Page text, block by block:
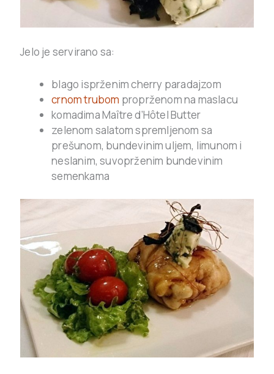
Jelo je servirano sa:
blago isprženim cherry paradajzom
crnom trubom proprženom na maslacu
komadima Maître d’Hôtel Butter
zelenom salatom spremljenom sa
prešunom, bundevinim uljem, limunom i
neslanim, suvoprženim bundevinim
semenkama